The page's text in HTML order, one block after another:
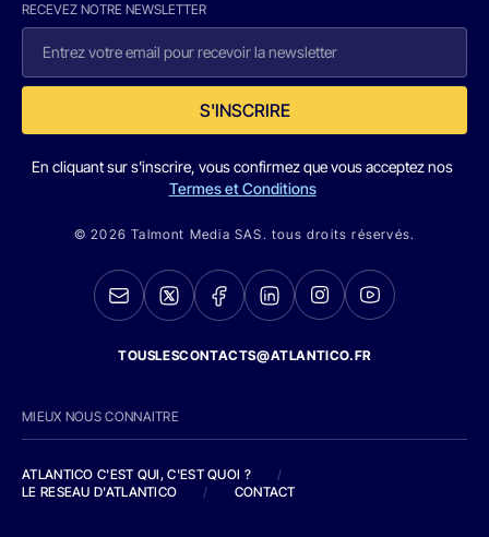
RECEVEZ NOTRE NEWSLETTER
S'INSCRIRE
En cliquant sur s'inscrire, vous confirmez que vous acceptez nos
Termes et Conditions
© 2026 Talmont Media SAS. tous droits réservés.
TOUSLESCONTACTS@ATLANTICO.FR
MIEUX NOUS CONNAITRE
ATLANTICO C'EST QUI, C'EST QUOI ?
/
LE RESEAU D'ATLANTICO
/ CONTACT